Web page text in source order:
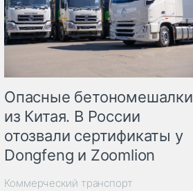
Опасные бетономешалки
из Китая. В России
отозвали сертификаты у
Dongfeng и Zoomlion
Коммерческий транспорт